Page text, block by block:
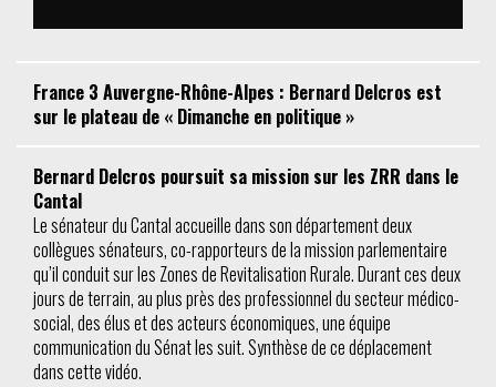
France 3 Auvergne-Rhône-Alpes : Bernard Delcros est
sur le plateau de « Dimanche en politique »
Bernard Delcros poursuit sa mission sur les ZRR dans le
Cantal
Le sénateur du Cantal accueille dans son département deux
collègues sénateurs, co-rapporteurs de la mission parlementaire
qu’il conduit sur les Zones de Revitalisation Rurale. Durant ces deux
jours de terrain, au plus près des professionnel du secteur médico-
social, des élus et des acteurs économiques, une équipe
communication du Sénat les suit. Synthèse de ce déplacement
dans cette vidéo.